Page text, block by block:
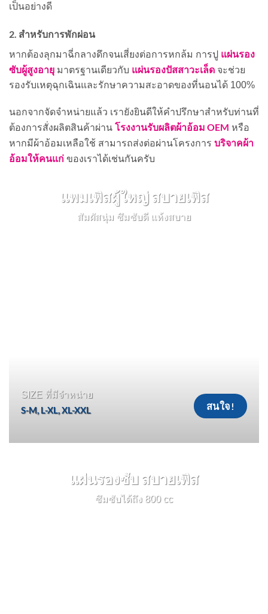
เป็นอย่างดี
2. สำหรับการพักผ่อน
หากต้องลุกมาฉี่กลางดึกจนเสี่ยงต่อการหกล้ม การปู แผ่นรอง
ซับผู้สูงอายุ มาตรฐานเดียวกับ แผ่นรองปัสสาวะเล็ด จะช่วย
รองรับเหตุฉุกเฉินและรักษาความสะอาดของที่นอนได้ 100%
นอกจากจัดจำหน่ายแล้ว เรายังยินดีให้คำปรึกษาสำหรับท่านที่
ต้องการสั่งผลิตสินค้าผ่าน โรงงานรับผลิตผ้าอ้อม OEM หรือ
หากมีผ้าอ้อมเหลือใช้ สามารถส่งต่อผ่านโครงการ บริจาคผ้า
อ้อมให้คนแก่ ของเราได้เช่นกันครับ
แพมเพิสผู้ใหญ่ สบายเพิส
สัมผัสนุ่ม ซึมซับดี แห้งสบาย
SIZE ที่มีจำหน่าย
S-M, L-XL, XL-XXL สนใจ!
แผ่นรองซับ สบายเพิส
ซึมซับได้ถึง 800 cc